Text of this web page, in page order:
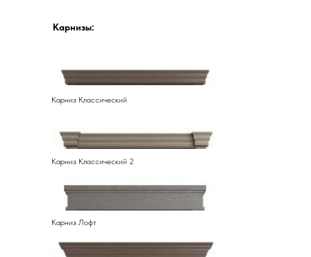
Карнизы:
Карниз Классический
Карниз Классический 2
Карниз Лофт